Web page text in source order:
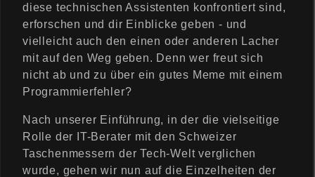
diese technischen Assistenten konfrontiert sind,
erforschen und dir Einblicke geben - und
vielleicht auch den einen oder anderen Lacher
mit auf den Weg geben. Denn wer freut sich
nicht ab und zu über ein gutes Meme mit einem
Programmierfehler?
Nach unserer Einführung, in der die vielseitige
Rolle der IT-Berater mit den Schweizer
Taschenmessern der Tech-Welt verglichen
wurde, gehen wir nun auf die Einzelheiten der